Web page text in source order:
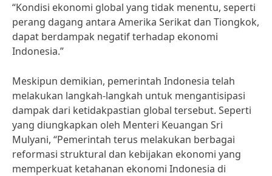
“Kondisi ekonomi global yang tidak menentu, seperti
perang dagang antara Amerika Serikat dan Tiongkok,
dapat berdampak negatif terhadap ekonomi
Indonesia.”
Meskipun demikian, pemerintah Indonesia telah
melakukan langkah-langkah untuk mengantisipasi
dampak dari ketidakpastian global tersebut. Seperti
yang diungkapkan oleh Menteri Keuangan Sri
Mulyani, “Pemerintah terus melakukan berbagai
reformasi struktural dan kebijakan ekonomi yang
memperkuat ketahanan ekonomi Indonesia di